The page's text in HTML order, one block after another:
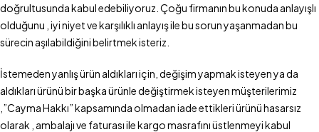
doğrultusunda kabul edebiliyoruz. Çoğu firmanın bu konuda anlayışlı
olduğunu , iyi niyet ve karşılıklı anlayış ile bu sorun yaşanmadan bu
sürecin aşılabildiğini belirtmek isteriz.
İstemeden yanlış ürün aldıkları için, değişim yapmak isteyen ya da
aldıkları ürünü bir başka ürünle değiştirmek isteyen müşterilerimiz
,”Cayma Hakkı” kapsamında olmadan iade ettikleri ürünü hasarsız
olarak , ambalajı ve faturası ile kargo masrafını üstlenmeyi kabul